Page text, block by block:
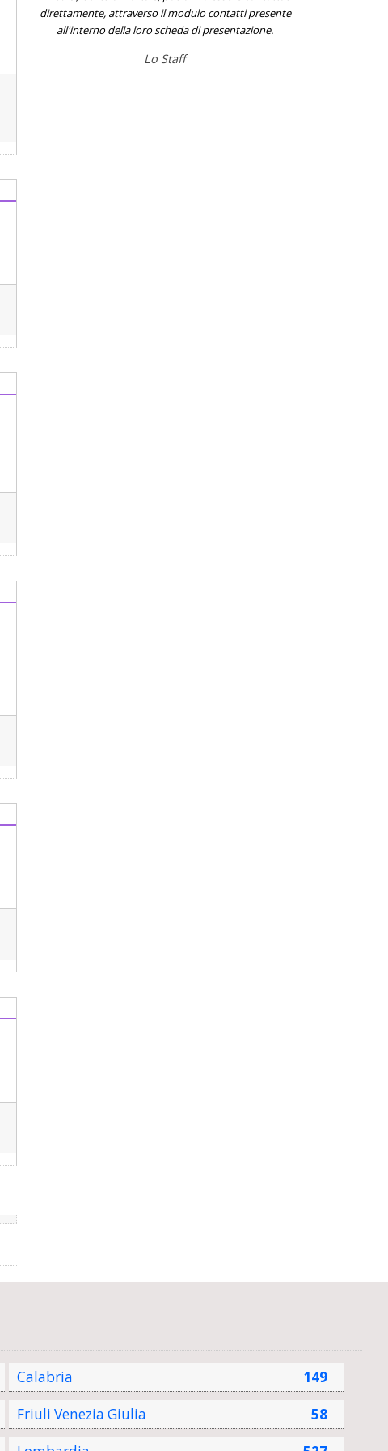
direttamente, attraverso il modulo contatti presente
all'interno della loro scheda di presentazione.
Lo Staff
Calabria
149
Friuli Venezia Giulia
58